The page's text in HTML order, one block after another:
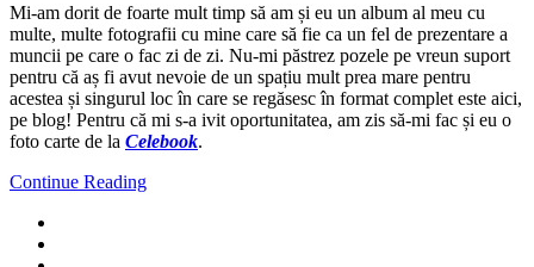
Mi-am dorit de foarte mult timp să am și eu un album al meu cu
multe, multe fotografii cu mine care să fie ca un fel de prezentare a
muncii pe care o fac zi de zi. Nu-mi păstrez pozele pe vreun suport
pentru că aș fi avut nevoie de un spațiu mult prea mare pentru
acestea și singurul loc în care se regăsesc în format complet este aici,
pe blog! Pentru că mi s-a ivit oportunitatea, am zis să-mi fac și eu o
foto carte de la Celebook.
Continue Reading